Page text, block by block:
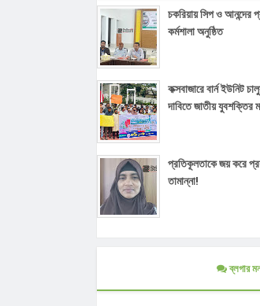
চকরিয়ায় সিপ ও আনন্দের
কর্মশালা অনুষ্ঠিত
কক্সবাজারে বার্ন ইউনিট
দাবিতে জাতীয় যুবশক্তির
প্রতিকূলতাকে জয় করে
তামান্না!
ব্লগার